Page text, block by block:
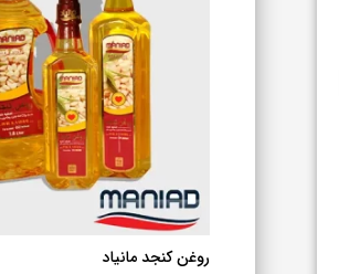
باشد.
گزینه
ها
ممکن
است
در
صفحه
محصول
روغن کنجد مانیاد